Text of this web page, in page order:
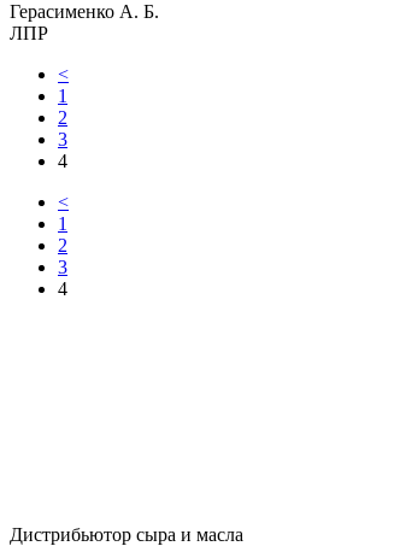
Герасименко А. Б.
ЛПР
<
1
2
3
4
<
1
2
3
4
Дистрибьютор сыра и масла